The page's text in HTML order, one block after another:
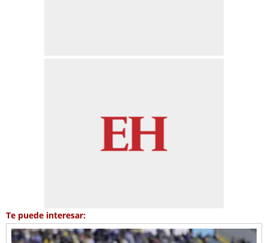
Te puede interesar: